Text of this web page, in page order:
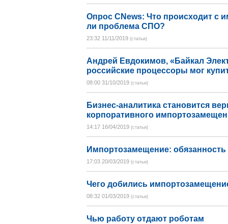
Опрос CNews: Что происходит с
ли проблема СПО?
23:32 11/11/2019 (статьи)
Андрей Евдокимов, «Байкал
российские процессоры мог
08:00 31/10/2019 (статьи)
Бизнес-аналитика становится
корпоративного
14:17 16/04/2019 (статьи)
Импортозамещение:
17:03 20/03/2019 (статьи)
Чего добились
08:32 01/03/2019 (статьи)
Чью работу отдают роботам